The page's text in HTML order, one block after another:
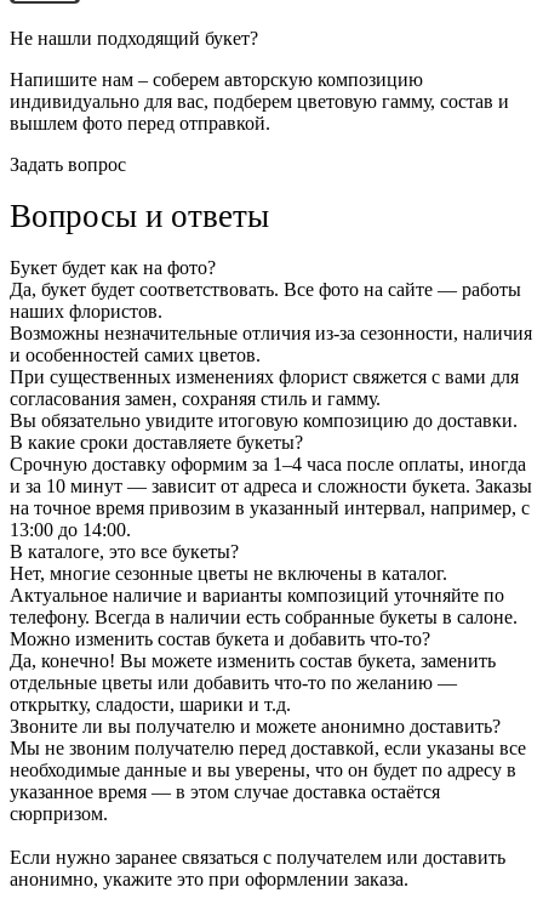
Не нашли подходящий букет?
Напишите нам – соберем авторскую композицию
индивидуально для вас, подберем цветовую гамму, состав и
вышлем фото перед отправкой.
Задать вопрос
Вопросы и ответы
Букет будет как на фото?
Да, букет будет соответствовать. Все фото на сайте — работы
наших флористов.
Возможны незначительные отличия из-за сезонности, наличия
и особенностей самих цветов.
При существенных изменениях флорист свяжется с вами для
согласования замен, сохраняя стиль и гамму.
Вы обязательно увидите итоговую композицию до доставки.
В какие сроки доставляете букеты?
Срочную доставку оформим за 1–4 часа после оплаты, иногда
и за 10 минут — зависит от адреса и сложности букета. Заказы
на точное время привозим в указанный интервал, например, с
13:00 до 14:00.
В каталоге, это все букеты?
Нет, многие сезонные цветы не включены в каталог.
Актуальное наличие и варианты композиций уточняйте по
телефону. Всегда в наличии есть собранные букеты в салоне.
Можно изменить состав букета и добавить что-то?
Да, конечно! Вы можете изменить состав букета, заменить
отдельные цветы или добавить что-то по желанию —
открытку, сладости, шарики и т.д.
Звоните ли вы получателю и можете анонимно доставить?
Мы не звоним получателю перед доставкой, если указаны все
необходимые данные и вы уверены, что он будет по адресу в
указанное время — в этом случае доставка остаётся
сюрпризом.
Если нужно заранее связаться с получателем или доставить
анонимно, укажите это при оформлении заказа.